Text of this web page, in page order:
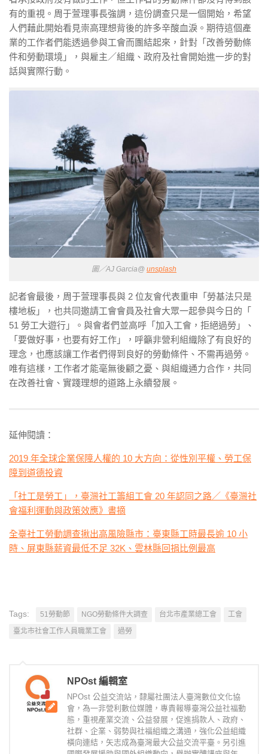
有的重視。周于萱理事長強調，這份調查只是一個開始，希望
人們藉此開始看見崇高理想背後的許多辛酸血淚。期待這個產
業的工作者們能透過參與工會而團結起來，針對「改善勞動條
件和勞動環境」，與雇主／組織、政府及社會開始進一步的對
話與實際行動。
圖／AJ Garcia@ unsplash
記者會最後，周于萱理事長與 2 位友會代表重申「 勞基法只是
樓地板 」，也共同邀請工會會員及社會大眾一起參與今日的「
51 勞工大遊行」。與會者們並高呼「加入工會，拒絕過勞」、
「要做好事，也要有好工作」，呼籲非營利組織除了有良好的
理念，也應該讓工作者們得到良好的勞動條件、不需再過勞。
唯有這樣，工作者才能毫無後顧之憂、與組織通力合作，共同
在改善社會、實踐理想的道路上永續發展。
延伸閱讀：
2019 年全球企業保障人權的 10 大方向：從性別平權、勞工保
障到道德投資
「社工是勞工」，臺灣社工籌組工會 20 年認同之路／《臺灣社
會福利運動與政策效應》書摘
全臺社工勞動調查揪出高風險縣市：臺東縣工時最長逾 10 小
時、屏東縣薪資最低不足 32K、雲林縣回捐比例最高
Tags: 51勞動節 NGO勞動條件大調查 台北市產業總工會
工會
臺北市社會工作人員職業工會
過勞
NPOst 編輯室
NPOst 公益交流站，隸屬社團法人臺灣數位文化協
會，為一非營利數位媒體，專責報導臺灣公益社福動
態，重視產業交流、公益發展，促進捐款人、政府、
社群、企業、弱勢與社福組織之溝通，強化公益組織
橫向連結，矢志成為臺灣最大公益交流平臺。另引進